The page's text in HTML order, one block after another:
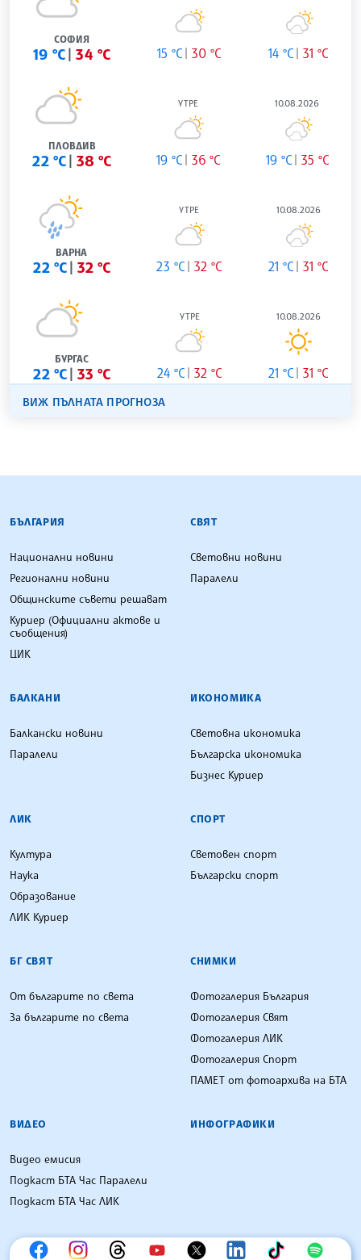
СОФИЯ
19 °C 34 °C 15 °C 30 °C 14 °C 31 °C
ПЛОВДИВ
22 °C 38 °C
УТРЕ
19 °C 36 °C
10.08.2026
19 °C 35 °C
ВАРНА
22 °C 32 °C
УТРЕ
23 °C 32 °C
10.08.2026
21 °C 31 °C
БУРГАС
22 °C 33 °C
УТРЕ
24 °C 32 °C
10.08.2026
21 °C 31 °C
ВИЖ ПЪЛНАТА ПРОГНОЗА
БЪЛГАРСКА ТЕЛЕГРАФНА АГЕНЦИЯ
БЪЛГАРИЯ
Национални новини
Регионални новини
Общинските съвети решават
Куриер (Официални актове и
съобщения)
ЦИК
СВЯТ
Световни новини
Паралели
БАЛКАНИ
Балкански новини
Паралели
ИКОНОМИКА
Световна икономика
Българска икономика
Бизнес Куриер
ЛИК
Култура
Наука
Образование
ЛИК Куриер
СПОРТ
Световен спорт
Български спорт
БГ СВЯТ
От българите по света
За българите по света
СНИМКИ
Фотогалерия България
Фотогалерия Свят
Фотогалерия ЛИК
Фотогалерия Спорт
ПАМЕТ от фотоархива на БТА
ВИДЕО
Видео емисия
Подкаст БТА Час Паралели
Подкаст БТА Час ЛИК
ИНФОГРАФИКИ